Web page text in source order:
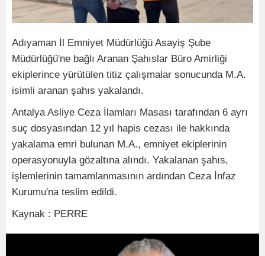
Adıyaman İl Emniyet Müdürlüğü Asayiş Şube
Müdürlüğü'ne bağlı Aranan Şahıslar Büro Amirliği
ekiplerince yürütülen titiz çalışmalar sonucunda M.A.
isimli aranan şahıs yakalandı.
Antalya Asliye Ceza İlamları Masası tarafından 6 ayrı
suç dosyasından 12 yıl hapis cezası ile hakkında
yakalama emri bulunan M.A., emniyet ekiplerinin
operasyonuyla gözaltına alındı. Yakalanan şahıs,
işlemlerinin tamamlanmasının ardından Ceza İnfaz
Kurumu'na teslim edildi.
Kaynak : PERRE